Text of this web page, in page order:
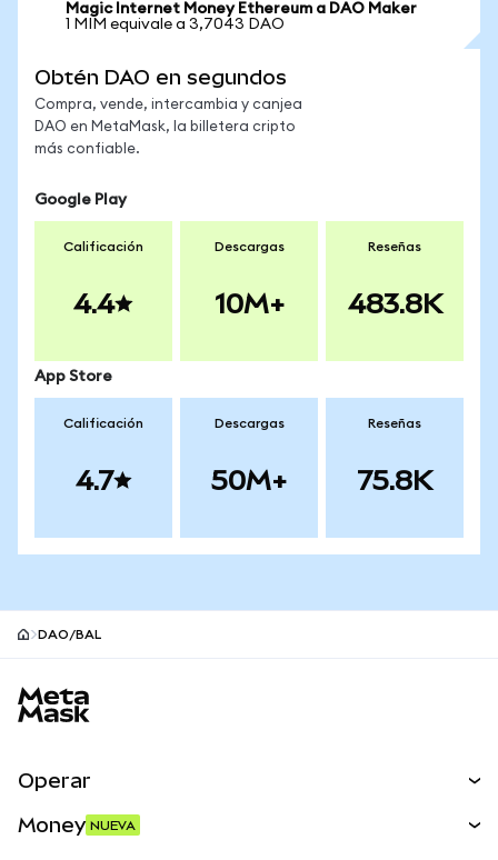
Magic Internet Money Ethereum a DAO Maker
1 MIM equivale a 3,7043 DAO
Obtén DAO en segundos
Compra, vende, intercambia y canjea
DAO en MetaMask, la billetera cripto
más confiable.
Google Play
Calificación
4.4
Descargas
10M+
Reseñas
483.8K
App Store
Calificación
4.7
Descargas
50M+
Reseñas
75.8K
DAO/BAL
Operar
Money NUEVA